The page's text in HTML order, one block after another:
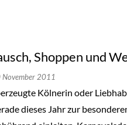
Shoppen und
November 2011
Kölnerin oder
dieses Jahr zur